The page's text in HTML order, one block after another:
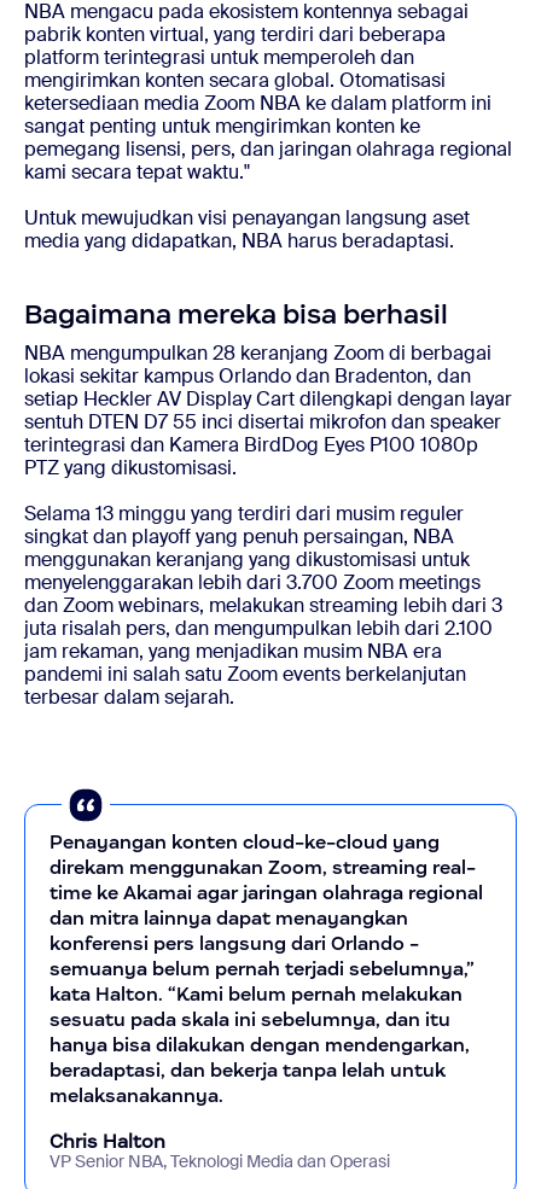
NBA mengacu pada ekosistem kontennya sebagai
pabrik konten virtual, yang terdiri dari beberapa
platform terintegrasi untuk memperoleh dan
mengirimkan konten secara global. Otomatisasi
ketersediaan media Zoom NBA ke dalam platform ini
sangat penting untuk mengirimkan konten ke
pemegang lisensi, pers, dan jaringan olahraga regional
kami secara tepat waktu."
Untuk mewujudkan visi penayangan langsung aset
media yang didapatkan, NBA harus beradaptasi.
Bagaimana mereka bisa berhasil
NBA mengumpulkan 28 keranjang Zoom di berbagai
lokasi sekitar kampus Orlando dan Bradenton, dan
setiap Heckler AV Display Cart dilengkapi dengan layar
sentuh DTEN D7 55 inci disertai mikrofon dan speaker
terintegrasi dan Kamera BirdDog Eyes P100 1080p
PTZ yang dikustomisasi.
Selama 13 minggu yang terdiri dari musim reguler
singkat dan playoff yang penuh persaingan, NBA
menggunakan keranjang yang dikustomisasi untuk
menyelenggarakan lebih dari 3.700 Zoom meetings
dan Zoom webinars, melakukan streaming lebih dari 3
juta risalah pers, dan mengumpulkan lebih dari 2.100
jam rekaman, yang menjadikan musim NBA era
pandemi ini salah satu Zoom events berkelanjutan
terbesar dalam sejarah.
Penayangan konten cloud-ke-cloud yang
direkam menggunakan Zoom, streaming real-
time ke Akamai agar jaringan olahraga regional
dan mitra lainnya dapat menayangkan
konferensi pers langsung dari Orlando -
semuanya belum pernah terjadi sebelumnya,”
kata Halton. “Kami belum pernah melakukan
sesuatu pada skala ini sebelumnya, dan itu
hanya bisa dilakukan dengan mendengarkan,
beradaptasi, dan bekerja tanpa lelah untuk
melaksanakannya.
Chris Halton
VP Senior NBA, Teknologi Media dan Operasi